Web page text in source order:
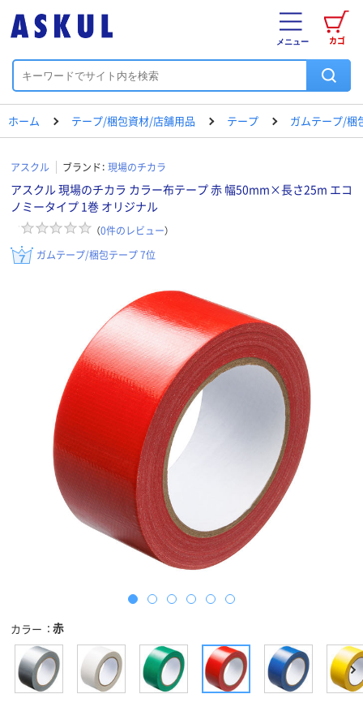
カゴ
メニュー
ホーム テープ/梱包資材/店舗用品 テープ ガムテープ/梱
アスクル ブランド： 現場のチカラ
アスクル 現場のチカラ カラー布テープ 赤 幅50mm×長さ25m エコ
ノミータイプ 1巻 オリジナル
（0件のレビュー）
ガムテープ/梱包テープ 7位
カラー 赤